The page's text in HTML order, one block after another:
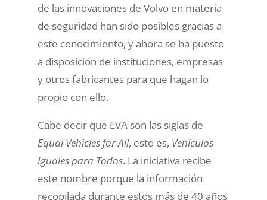
de las innovaciones de Volvo en materia
de seguridad han sido posibles gracias a
este conocimiento, y ahora se ha puesto
a disposición de instituciones, empresas
y otros fabricantes para que hagan lo
propio con ello.
Cabe decir que EVA son las siglas de
Equal Vehicles for All, esto es, Vehículos
Iguales para Todos. La iniciativa recibe
este nombre porque la información
recopilada durante estos más de 40 años